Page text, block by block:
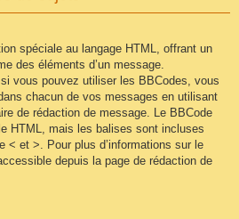
spéciale au langage HTML, offrant un
des éléments d’un message.
si vous pouvez utiliser les BBCodes, vous
chacun de vos messages en utilisant
de rédaction de message. Le BBCode
HTML, mais les balises sont incluses
< et >. Pour plus d’informations sur le
depuis la page de rédaction de